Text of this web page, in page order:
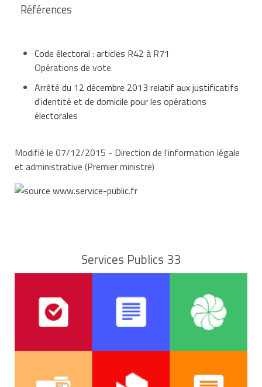
Références
Code électoral : articles R42 à R71
Opérations de vote
Arrêté du 12 décembre 2013 relatif aux justificatifs
d'identité et de domicile pour les opérations
électorales
Modifié le 07/12/2015 - Direction de l'information légale
et administrative (Premier ministre)
Services Publics 33